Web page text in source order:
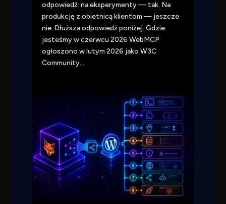
odpowiedź: na eksperymenty — tak. Na
produkcję z obietnicą klientom — jeszcze
nie. Dłuższa odpowiedź poniżej. Gdzie
jesteśmy w czerwcu 2026 WebMCP
ogłoszono w lutym 2026 jako W3C
Community…